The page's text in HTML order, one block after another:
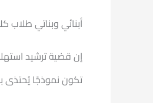
أبنائي وبناتي طلاب
إن قضية ترشيد
تكون نموذجًا يُحتذى